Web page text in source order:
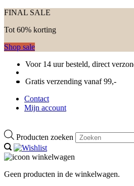
FINAL SALE
Tot 60% korting
Shop sale
Voor 14 uur besteld, direct
Gratis verzending vanaf 99,-
Contact
Mijn account
Producten zoeken
Geen producten in de winkelwagen.